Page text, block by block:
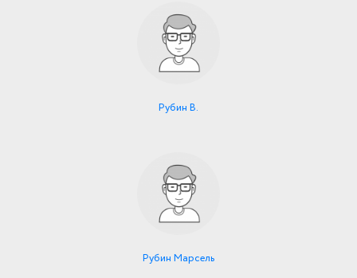
Рубин В.
Рубин Марсель